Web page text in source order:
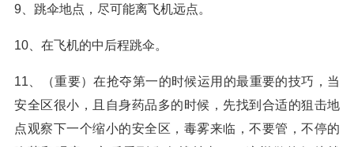
9、跳伞地点，尽可能离飞机远点。
10、在飞机的中后程跳伞。
11、（重要）在抢夺第一的时候运用的最重要的技巧，当
安全区很小，且自身药品多的时候，先找到合适的狙击地
点观察下一个缩小的安全区，毒雾来临，不要管，不停的